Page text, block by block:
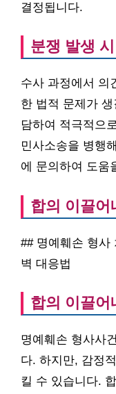
결정됩니다.
분쟁 발생
수사 과정에서 의
한 법적 문제가
담하여 적극적으
민사소송을 병행
에 문의하여 도움
합의 이끌어
## 명예훼손 형사
벽 대응법
합의 이끌어
명예훼손 형사사
다. 하지만, 감정
킬 수 있습니다.